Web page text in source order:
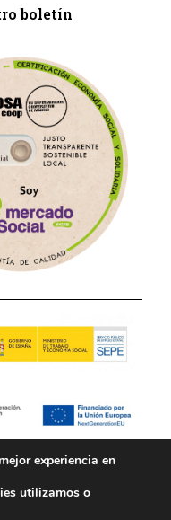
boletín
Privacidad
experiencia en
utilizamos o